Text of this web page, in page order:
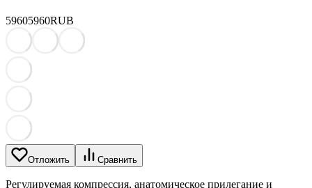
59605960RUB
Отложить Сравнить
Регулируемая компрессия, анатомическое прилегание и